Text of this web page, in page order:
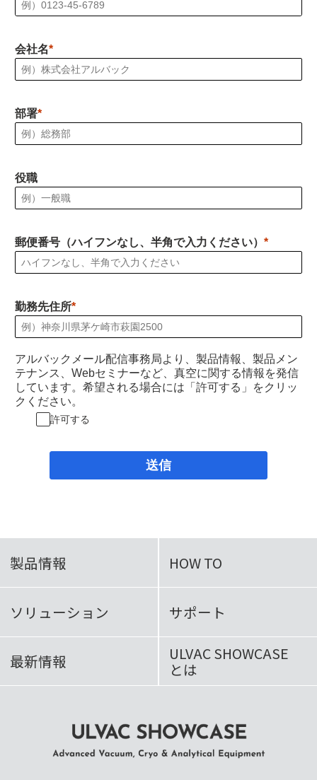
会社名
部署
役職
郵便番号（ハイフンなし、半角で入力ください）
勤務先住所
アルバックメール配信事務局より、製品情報、製品メン
テナンス、Webセミナーなど、真空に関する情報を発信
しています。希望される場合には「許可する」をクリッ
クください。
許可する
送信
製品情報 HOW TO
ソリューション サポート
最新情報 ULVAC SHOWCASE
とは